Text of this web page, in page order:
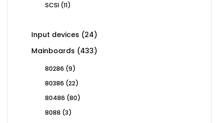
SCSI 1111
Input devices 2424
products
Mainboards 433433
80286 99
80386 2222
80486 8080
8088 33